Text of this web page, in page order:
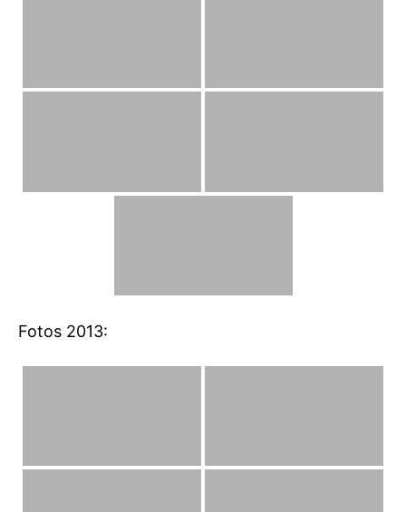
Fotos 2013: